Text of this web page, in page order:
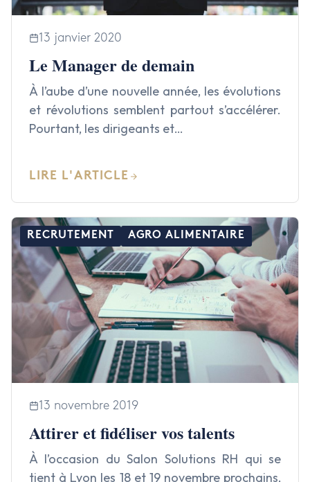
13 janvier 2020
Le Manager de demain
À l’aube d’une nouvelle année, les évolutions
et révolutions semblent partout s’accélérer.
Pourtant, les dirigeants et…
LIRE L'ARTICLE
RECRUTEMENT AGRO ALIMENTAIRE
13 novembre 2019
Attirer et fidéliser vos talents
À l’occasion du Salon Solutions RH qui se
tient à Lyon les 18 et 19 novembre prochains,